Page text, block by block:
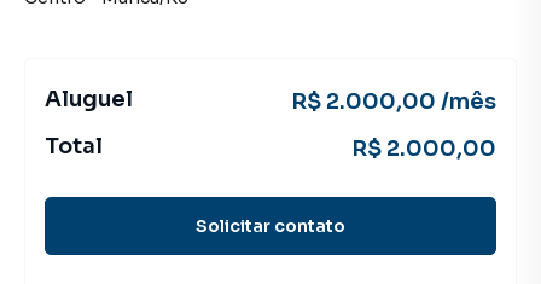
Aluguel
R$ 2.000,00 /mês
Total
R$ 2.000,00
Solicitar contato